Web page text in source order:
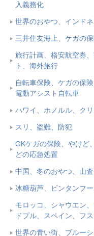
入義務化
世界のおやつ、インド
三井住友海上、ケガの
旅行計画、格安航空券
ト、海外旅行
自転車保険、ケガの保険
電動アシスト自転車
ハワイ、ホノルル、ク
スリ、盗難、防犯
GKケガの保険、やけど
どの応急処置
中国、冬のおやつ、山
冰糖葫芦、ビンタンフ
モロッコ、シャウエン
ドプル、スペイン、フ
世界の青い街、ブルーシ